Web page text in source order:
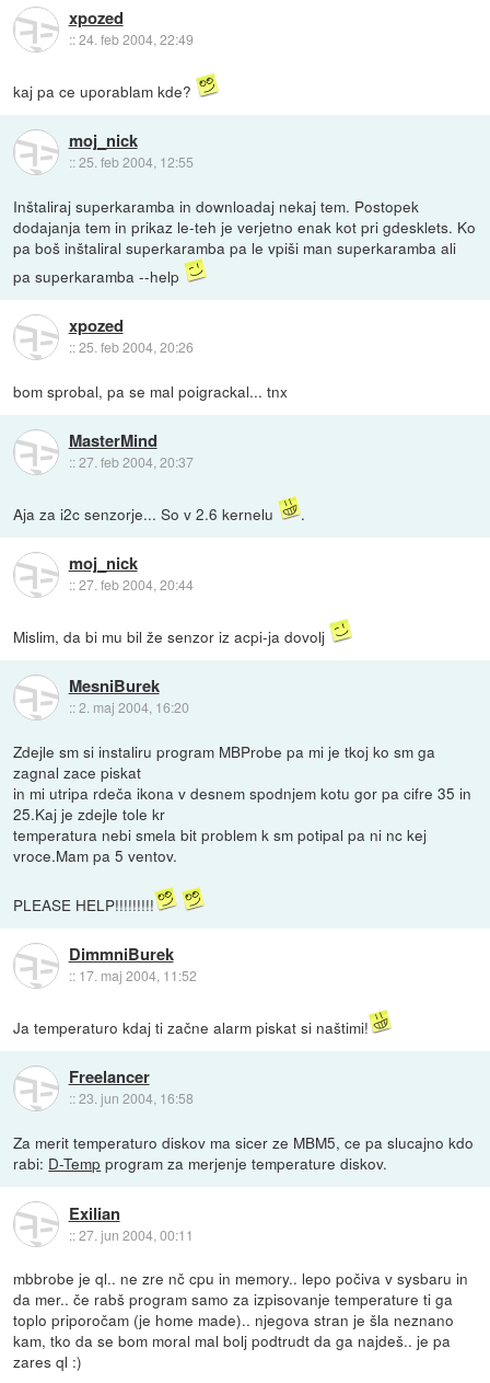
xpozed
::24. feb 2004, 22:49
kaj pa ce uporablam kde?
moj_nick
::25. feb 2004, 12:55
Inštaliraj superkaramba in downloadaj nekaj tem. Postopek
dodajanja tem in prikaz le-teh je verjetno enak kot pri gdesklets. Ko
pa boš inštaliral superkaramba pa le vpiši man superkaramba ali
pa superkaramba --help
xpozed
::25. feb 2004, 20:26
bom sprobal, pa se mal poigrackal... tnx
MasterMind
::27. feb 2004, 20:37
Aja za i2c senzorje... So v 2.6 kernelu .
moj_nick
::27. feb 2004, 20:44
Mislim, da bi mu bil že senzor iz acpi-ja dovolj
MesniBurek
::2. maj 2004, 16:20
Zdejle sm si instaliru program MBProbe pa mi je tkoj ko sm ga
zagnal zace piskat
in mi utripa rdeča ikona v desnem spodnjem kotu gor pa cifre 35 in
25.Kaj je zdejle tole kr
temperatura nebi smela bit problem k sm potipal pa ni nc kej
vroce.Mam pa 5 ventov.
PLEASE HELP!!!!!!!!!
DimmniBurek
:: 17. maj 2004, 11:52
Ja temperaturo kdaj ti začne alarm piskat si naštimi!
Freelancer
::23. jun 2004, 16:58
Za merit temperaturo diskov ma sicer ze MBM5, ce pa slucajno kdo
rabi: D-Temp program za merjenje temperature diskov.
Exilian
::27. jun 2004, 00:11
mbbrobe je ql.. ne zre nč cpu in memory.. lepo počiva v sysbaru in
da mer.. če rabš program samo za izpisovanje temperature ti ga
toplo priporočam (je home made).. njegova stran je šla neznano
kam, tko da se bom moral mal bolj podtrudt da ga najdeš.. je pa
zares ql :)